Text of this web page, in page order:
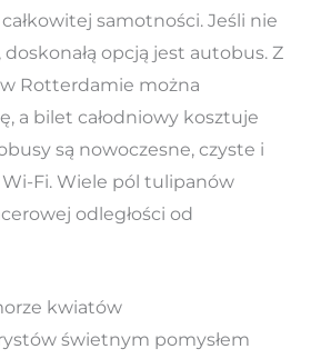
samotności. Jeśli nie
opcją jest autobus. Z
Rotterdamie można
a bilet całodniowy kosztuje
są nowoczesne, czyste i
Fi. Wiele pól tulipanów
odległości od
kwiatów
świetnym pomysłem